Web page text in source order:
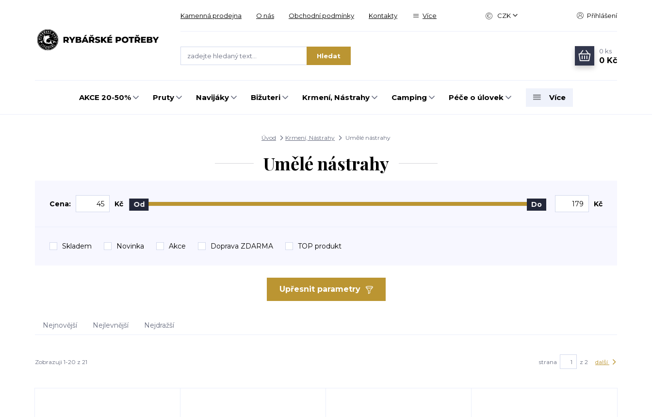
Kamenná prodejna O nás Obchodní podmínky Kontakty Více CZK Přihlášení
Hledat
0 ks
0 Kč
AKCE 20-50% Pruty Navijáky Bižuteri Krmení, Nástrahy Camping Péče o úlovek Více
Úvod Krmení, Nástrahy Umělé nástrahy
Umělé nástrahy
Upřesnit parametry
Cena: Kč Od Do Kč
Skladem Novinka Akce Doprava ZDARMA TOP produkt
Nejnovější Nejlevnější Nejdražší
Zobrazuji 1-20 z 21 strana z 2 další